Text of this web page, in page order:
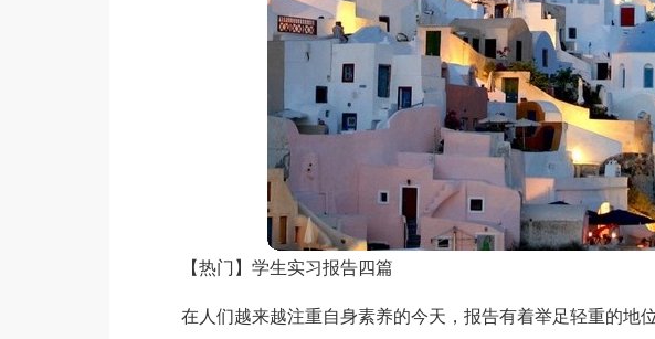
【热门】学生实习报告四篇
在人们越来越注重自身素养的今天，报告有着举足轻重的地